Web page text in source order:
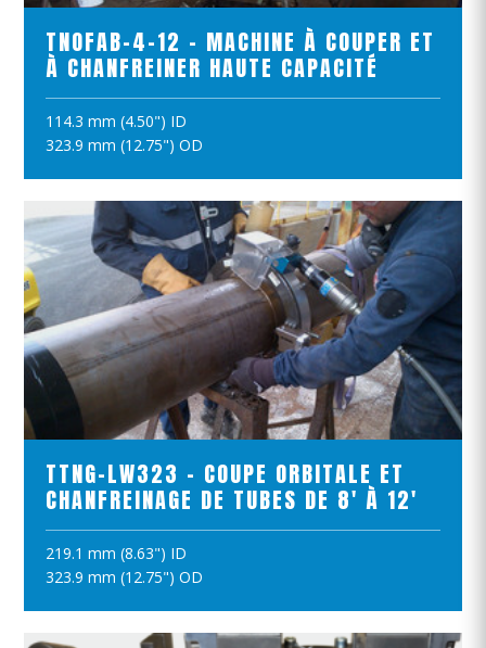
TNOFAB-4-12 - MACHINE À COUPER ET
À CHANFREINER HAUTE CAPACITÉ
114.3 mm (4.50") ID
323.9 mm (12.75") OD
AJOUTER AU PANIER
TTNG-LW323 - COUPE ORBITALE ET
CHANFREINAGE DE TUBES DE 8' À 12'
219.1 mm (8.63") ID
323.9 mm (12.75") OD
VOIR LE PRODUIT
AJOUTER AU PANIER